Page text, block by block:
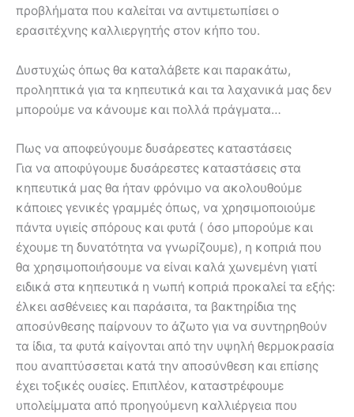
προβλήματα που καλείται να αντιμετωπίσει ο
ερασιτέχνης καλλιεργητής στον κήπο του.
Δυστυχώς όπως θα καταλάβετε και παρακάτω,
προληπτικά για τα κηπευτικά και τα λαχανικά μας δεν
μπορούμε να κάνουμε και πολλά πράγματα…
Πως να αποφεύγουμε δυσάρεστες καταστάσεις
Για να αποφύγουμε δυσάρεστες καταστάσεις στα
κηπευτικά μας θα ήταν φρόνιμο να ακολουθούμε
κάποιες γενικές γραμμές όπως, να χρησιμοποιούμε
πάντα υγιείς σπόρους και φυτά ( όσο μπορούμε και
έχουμε τη δυνατότητα να γνωρίζουμε), η κοπριά που
θα χρησιμοποιήσουμε να είναι καλά χωνεμένη γιατί
ειδικά στα κηπευτικά η νωπή κοπριά προκαλεί τα εξής:
έλκει ασθένειες και παράσιτα, τα βακτηρίδια της
αποσύνθεσης παίρνουν το άζωτο για να συντηρηθούν
τα ίδια, τα φυτά καίγονται από την υψηλή θερμοκρασία
που αναπτύσσεται κατά την αποσύνθεση και επίσης
έχει τοξικές ουσίες. Επιπλέον, καταστρέφουμε
υπολείμματα από προηγούμενη καλλιέργεια που